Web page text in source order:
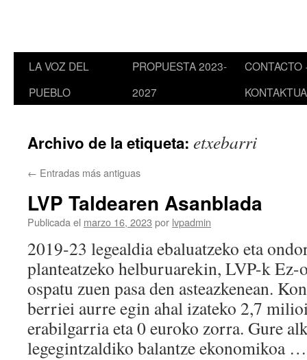
LA VOZ DEL
PUEBLO
PROPUESTA 2023-
2027
CONTACTO ·
KONTAKTUA
Archivo de la etiqueta: etxebarri
← Entradas más antiguas
LVP Taldearen Asanblada
Publicada el marzo 16, 2023 por lvpadmin
2019-23 legealdia ebaluatzeko eta
planteatzeko helburuarekin, LVP-k Ez-
ospatu zuen pasa den asteazkenean.
berriei aurre egin ahal izateko 2,7
erabilgarria eta 0 euroko zorra. Gure
legegintzaldiko balantze ekonomikoa